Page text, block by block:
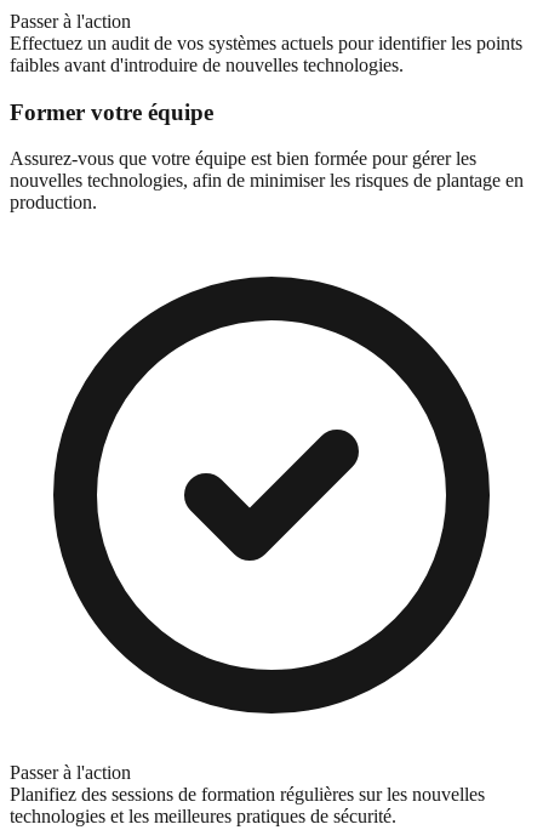
Passer à l'action
Effectuez un audit de vos systèmes actuels pour identifier les points
faibles avant d'introduire de nouvelles technologies.
Former votre équipe
Assurez-vous que votre équipe est bien formée pour gérer les
nouvelles technologies, afin de minimiser les risques de plantage en
production.
Passer à l'action
Planifiez des sessions de formation régulières sur les nouvelles
technologies et les meilleures pratiques de sécurité.